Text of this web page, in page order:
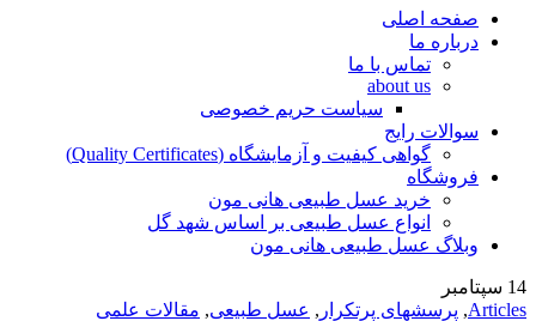
صفحه اصلی
درباره ما
تماس با ما
about us
سیاست حریم خصوصی
سوالات رایج
گواهی کیفیت و آزمایشگاه (Quality Certificates)
فروشگاه
خرید عسل طبیعی هانی مون
انواع عسل طبیعی بر اساس شهد گل
وبلاگ عسل طبیعی هانی مون
14 سپتامبر
Articles
, پرسشهای پرتکرار , عسل طبیعی, مقالات علمی